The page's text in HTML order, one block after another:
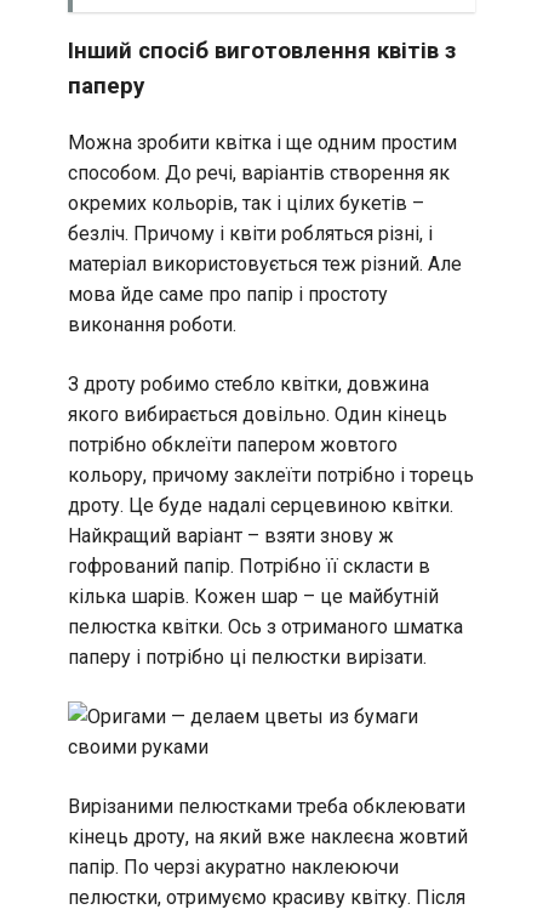
Інший спосіб виготовлення квітів з
паперу
Можна зробити квітка і ще одним простим
способом. До речі, варіантів створення як
окремих кольорів, так і цілих букетів –
безліч. Причому і квіти робляться різні, і
матеріал використовується теж різний. Але
мова йде саме про папір і простоту
виконання роботи.
З дроту робимо стебло квітки, довжина
якого вибирається довільно. Один кінець
потрібно обклеїти папером жовтого
кольору, причому заклеїти потрібно і торець
дроту. Це буде надалі серцевиною квітки.
Найкращий варіант – взяти знову ж
гофрований папір. Потрібно її скласти в
кілька шарів. Кожен шар – це майбутній
пелюстка квітки. Ось з отриманого шматка
паперу і потрібно ці пелюстки вирізати.
Вирізаними пелюстками треба обклеювати
кінець дроту, на який вже наклеєна жовтий
папір. По черзі акуратно наклеюючи
пелюстки, отримуємо красиву квітку. Після